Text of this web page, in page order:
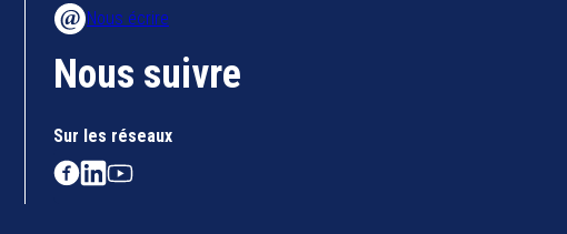
Nous écrire
Nous suivre
Sur les réseaux